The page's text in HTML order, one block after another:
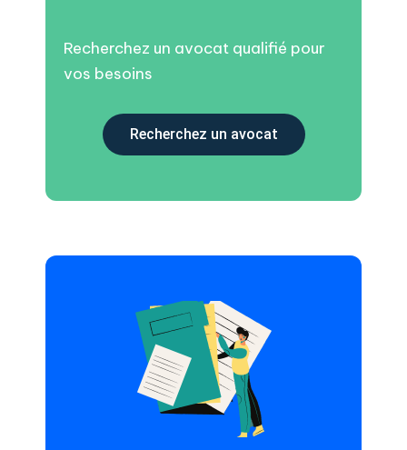
Recherchez un avocat qualifié pour
vos besoins
Recherchez un avocat